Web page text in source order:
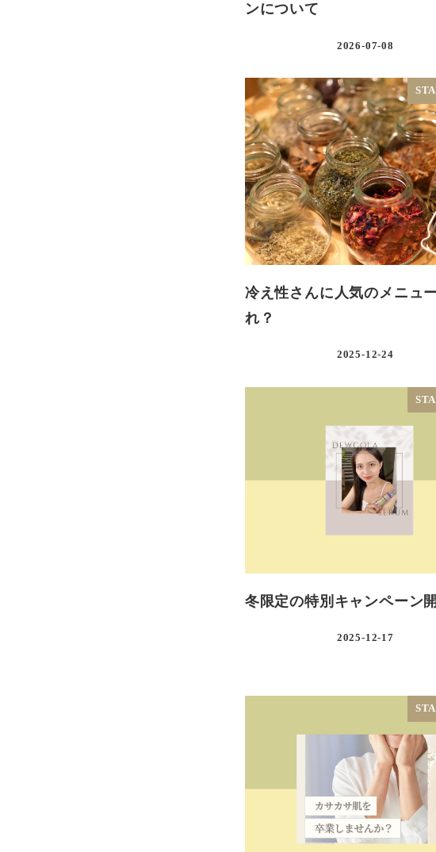
ンについて
2026-07-08
冷え性さんに人気のメニュ
れ？
2025-12-24
冬限定の特別キャンペーン
2025-12-17